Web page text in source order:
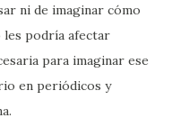
ni de imaginar cómo
les podría afectar
para imaginar ese
en periódicos y